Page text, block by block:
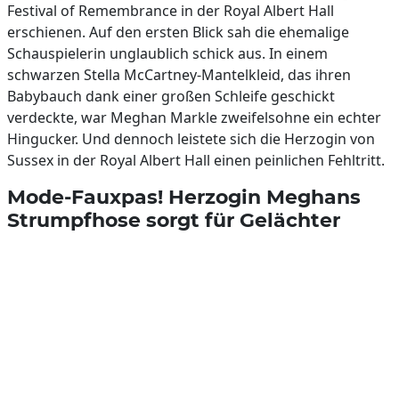
Festival of Remembrance in der Royal Albert Hall
erschienen. Auf den ersten Blick sah die ehemalige
Schauspielerin unglaublich schick aus. In einem
schwarzen Stella McCartney-Mantelkleid, das ihren
Babybauch dank einer großen Schleife geschickt
verdeckte, war Meghan Markle zweifelsohne ein echter
Hingucker. Und dennoch leistete sich die Herzogin von
Sussex in der Royal Albert Hall einen peinlichen Fehltritt.
Mode-Fauxpas! Herzogin Meghans
Strumpfhose sorgt für Gelächter